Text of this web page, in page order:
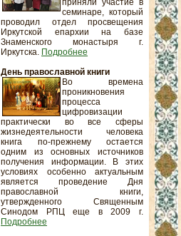
приняли участие в
семинаре, который
проводил отдел просвещения
Иркутской епархии на базе
Знаменского монастыря г.
Иркутска. Подробнее
День православной книги
Во времена
проникновения
процесса
цифровизации
практически во все сферы
жизнедеятельности человека
книга по-прежнему остается
одним из основных источников
получения информации. В этих
условиях особенно актуальным
является проведение Дня
православной книги,
утвержденного Священным
Синодом РПЦ еще в 2009 г.
Подробнее